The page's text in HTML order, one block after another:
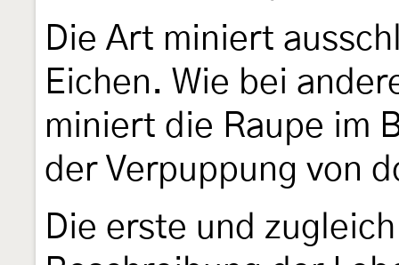
Die Art miniert
Eichen. Wie bei
miniert die Raupe im
der Verpuppung von
Die erste und